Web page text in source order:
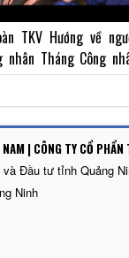
TKV Hướng về
nhân Tháng Công
| CÔNG TY CỔ
Đầu tư tỉnh Quảng
Ninh